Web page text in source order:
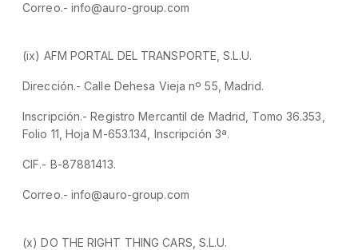
Correo.- info@auro-group.com
(ix) AFM PORTAL DEL TRANSPORTE, S.L.U.
Dirección.- Calle Dehesa Vieja nº 55, Madrid.
Inscripción.- Registro Mercantil de Madrid, Tomo 36.353,
Folio 11, Hoja M-653.134, Inscripción 3ª.
CIF.- B-87881413.
Correo.- info@auro-group.com
(x) DO THE RIGHT THING CARS, S.L.U.